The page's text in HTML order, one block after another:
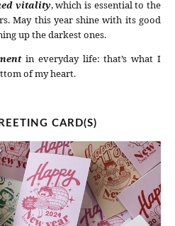
vitality, which is essential to the
May this year shine with its good
up the darkest ones.
in everyday life: that’s what I
of my heart.
CARD(S)